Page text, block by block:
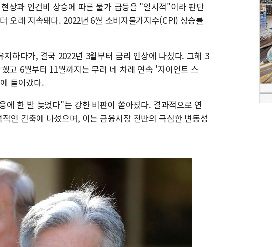
상과 인건비 상승에 따른 물가 급등을 "일시적"이라 판단
오래 지속돼다. 2022년 6월 소비자물가지수(CPI) 상승률
하다가, 결국 2022년 3월부터 금리 인상에 나섰다. 그해 3
고 6월부터 11월까지는 무려 네 차례 연속 '자이언트 스
들어갔다.
에 한 발 늦었다"는 강한 비판이 쏟아졌다. 결과적으로 연
인 긴축에 나섰으며, 이는 금융시장 전반의 극심한 변동성